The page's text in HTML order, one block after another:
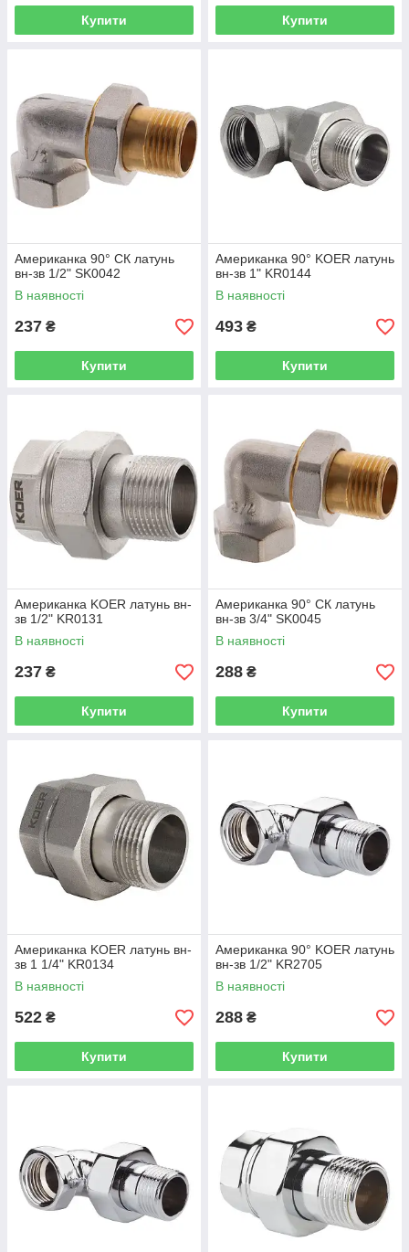
Купити Купити
Американка 90° СК латунь
вн-зв 1/2" SK0042
В наявності
237 ₴
Купити
Американка 90° KOER латунь
вн-зв 1" KR0144
В наявності
493 ₴
Купити
Американка KOER латунь вн-
зв 1/2" KR0131
В наявності
237 ₴
Купити
Американка 90° СК латунь
вн-зв 3/4" SK0045
В наявності
288 ₴
Купити
Американка KOER латунь вн-
зв 1 1/4" KR0134
В наявності
522 ₴
Купити
Американка 90° KOER латунь
вн-зв 1/2" KR2705
В наявності
288 ₴
Купити